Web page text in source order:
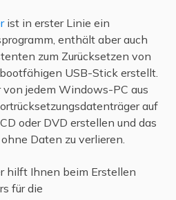
ist in erster Linie ein
enthält aber auch
zum Zurücksetzen von
USB-Stick erstellt.
jedem Windows-PC aus
auf
oder DVD erstellen und das
Daten zu verlieren.
hilft Ihnen beim Erstellen
für die